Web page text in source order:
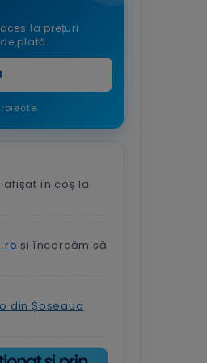
la prețuri
plată.
în coș la
și încercăm să
din Șoseaua